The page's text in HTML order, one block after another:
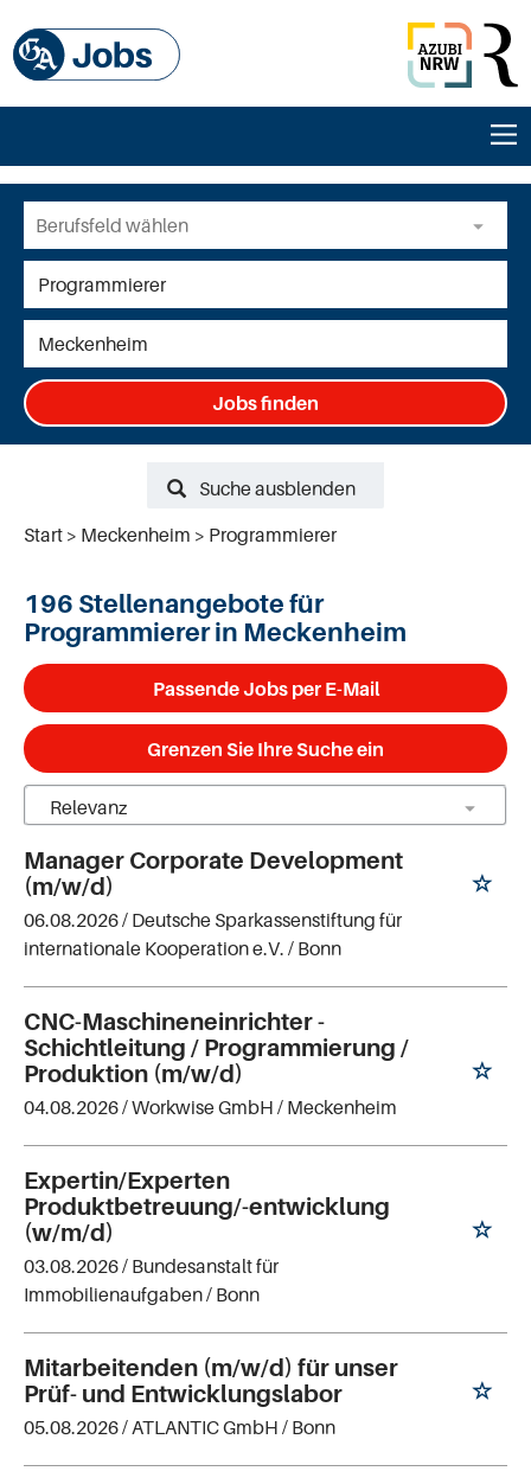
Jobs finden
Suche ausblenden
Start
Meckenheim Programmierer
196 Stellenangebote für
Programmierer in Meckenheim
Passende Jobs per E-Mail
Grenzen Sie Ihre Suche ein
Manager Corporate Development
(m/w/d)
06.08.2026 / Deutsche Sparkassenstiftung für
internationale Kooperation e.V. / Bonn
CNC-Maschineneinrichter -
Schichtleitung / Programmierung /
Produktion (m/w/d)
04.08.2026 /Workwise GmbH / Meckenheim
Expertin/Experten
Produktbetreuung/-entwicklung
(w/m/d)
03.08.2026 / Bundesanstalt für
Immobilienaufgaben/ Bonn
Mitarbeitenden (m/w/d) für unser
Prüf- und Entwicklungslabor
05.08.2026 / ATLANTIC GmbH / Bonn